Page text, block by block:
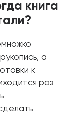
книга
а
к
раз